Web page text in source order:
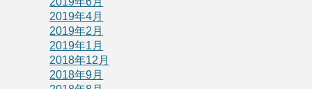
2019年4月
2019年2月
2019年1月
2018年12月
2018年9月